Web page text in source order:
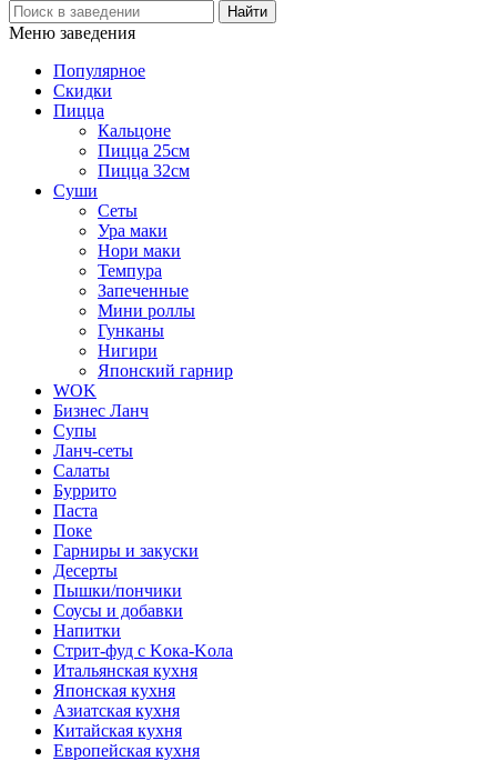
Меню заведения
Популярное
Скидки
Пицца
Кальцоне
Пицца 25см
Пицца 32см
Суши
Сеты
Ура маки
Нори маки
Темпура
Запеченные
Мини роллы
Гунканы
Нигири
Японский гарнир
WOK
Бизнес Ланч
Супы
Ланч-сеты
Салаты
Буррито
Паста
Поке
Гарниры и закуски
Десерты
Пышки/пончики
Соусы и добавки
Напитки
Стрит-фуд с Kока-Kола
Итальянская кухня
Японская кухня
Азиатская кухня
Китайская кухня
Европейская кухня